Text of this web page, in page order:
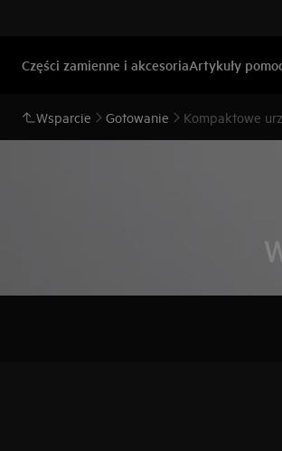
Części zamienne i akcesoriaArtykuły
Wsparcie Gotowanie Kompaktowe